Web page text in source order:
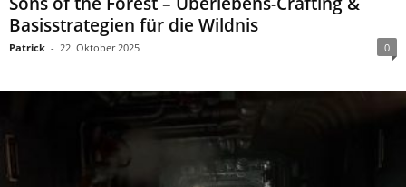
Basisstrategien für die Wildnis
Patrick - 22. Oktober 2025 0